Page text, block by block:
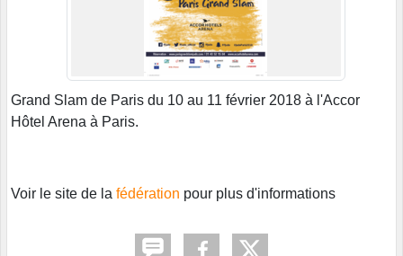
Grand Slam de Paris du 10 au 11 février 2018 à l'Accor
Hôtel Arena à Paris.
Voir le site de la fédération pour plus d'informations